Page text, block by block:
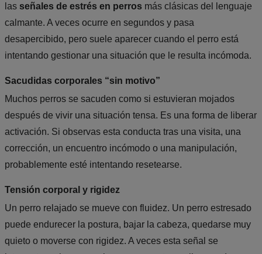
las señales de estrés en perros más clásicas del lenguaje
calmante. A veces ocurre en segundos y pasa
desapercibido, pero suele aparecer cuando el perro está
intentando gestionar una situación que le resulta incómoda.
Sacudidas corporales “sin motivo”
Muchos perros se sacuden como si estuvieran mojados
después de vivir una situación tensa. Es una forma de liberar
activación. Si observas esta conducta tras una visita, una
corrección, un encuentro incómodo o una manipulación,
probablemente esté intentando resetearse.
Tensión corporal y rigidez
Un perro relajado se mueve con fluidez. Un perro estresado
puede endurecer la postura, bajar la cabeza, quedarse muy
quieto o moverse con rigidez. A veces esta señal se